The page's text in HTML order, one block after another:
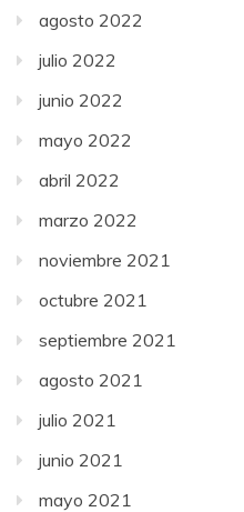
agosto 2022
julio 2022
junio 2022
mayo 2022
abril 2022
marzo 2022
noviembre 2021
octubre 2021
septiembre 2021
agosto 2021
julio 2021
junio 2021
mayo 2021